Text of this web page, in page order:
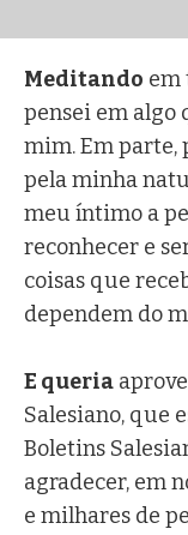
Meditando em
pensei em
mim. Em parte,
pela minha
meu íntimo a
reconhecer e
coisas que
dependem do
E queria
Salesiano, que
Boletins
agradecer, em
e milhares de